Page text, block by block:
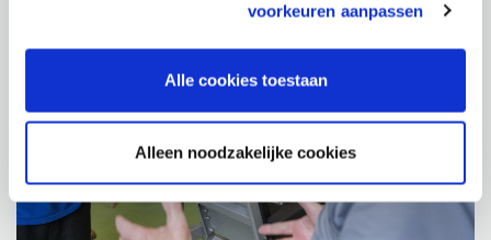
voorkeuren aanpassen
Alle cookies toestaan
Alleen noodzakelijke cookies